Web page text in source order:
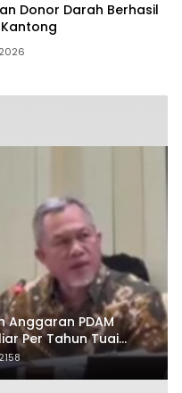
Donor Darah Berhasil
Anggaran PDAM
Per Tahun Tuai